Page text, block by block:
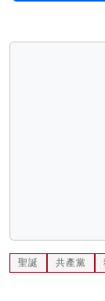
聖誕 共產黨